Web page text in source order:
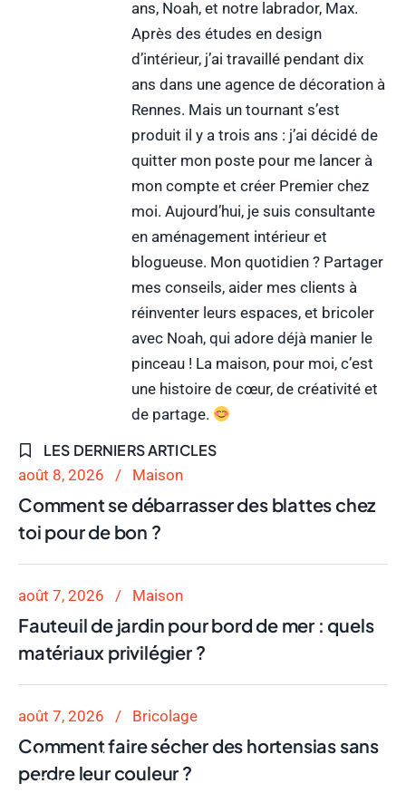
ans, Noah, et notre labrador, Max.
Après des études en design
d’intérieur, j’ai travaillé pendant dix
ans dans une agence de décoration à
Rennes. Mais un tournant s’est
produit il y a trois ans : j’ai décidé de
quitter mon poste pour me lancer à
mon compte et créer Premier chez
moi. Aujourd’hui, je suis consultante
en aménagement intérieur et
blogueuse. Mon quotidien ? Partager
mes conseils, aider mes clients à
réinventer leurs espaces, et bricoler
avec Noah, qui adore déjà manier le
pinceau ! La maison, pour moi, c’est
une histoire de cœur, de créativité et
de partage.
LES DERNIERS ARTICLES
août 8, 2026 Maison
Comment se débarrasser des blattes chez
toi pour de bon ?
août 7, 2026 Maison
Fauteuil de jardin pour bord de mer : quels
matériaux privilégier ?
août 7, 2026 Bricolage
Comment faire sécher des hortensias sans
perdre leur couleur ?
Maison
Emilie